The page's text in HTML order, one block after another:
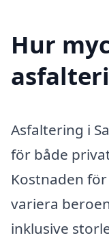
Hur
Asfaltering i
för både
Kostnaden
variera
inklusive